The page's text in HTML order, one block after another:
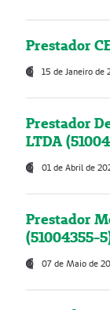
Prestador
15 de Janeiro de
Prestador
LTDA
01 de Abril de
Prestador
(51004355-
07 de Maio de